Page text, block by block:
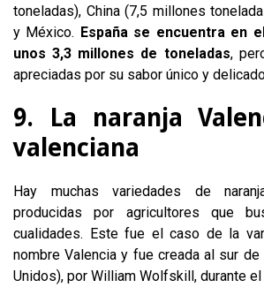
toneladas), China (7,5 millones
y México. España se encuentra en
unos 3,3 millones de toneladas,
apreciadas por su sabor único y
9. La naranja
valenciana
Hay muchas variedades de
producidas por agricultores que
cualidades. Este fue el caso de la
nombre Valencia y fue creada al sur
Unidos), por William Wolfskill, durante